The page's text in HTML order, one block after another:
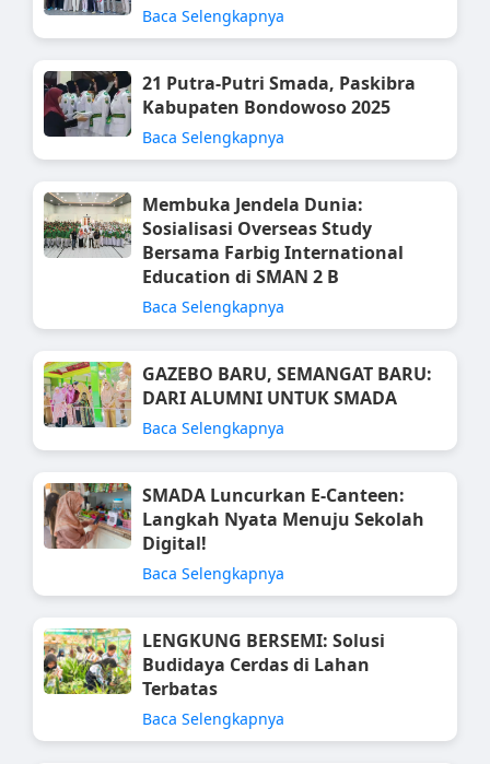
Baca Selengkapnya
21 Putra-Putri Smada, Paskibra
Kabupaten Bondowoso 2025
Baca Selengkapnya
Membuka Jendela Dunia:
Sosialisasi Overseas Study
Bersama Farbig International
Education di SMAN 2 B
Baca Selengkapnya
GAZEBO BARU, SEMANGAT BARU:
DARI ALUMNI UNTUK SMADA
Baca Selengkapnya
SMADA Luncurkan E-Canteen:
Langkah Nyata Menuju Sekolah
Digital!
Baca Selengkapnya
LENGKUNG BERSEMI: Solusi
Budidaya Cerdas di Lahan
Terbatas
Baca Selengkapnya